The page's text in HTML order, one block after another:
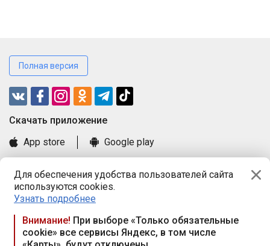
Для обеспечения удобства пользователей сайта
используются cookies.
Узнать подробнее
Внимание! При выборе «Только обязательные
cookie» все сервисы Яндекс, в том числе
Полная версия
Cкачать приложение
App store
Google play
Книга замечаний и предложений
Правила и документы
Praca.by © 2000—2026, ООО «ПРАЦА БАЙ»
Республика Беларусь, 220114, г. Минск, пр-т Независимости
117а, пом. № 9.